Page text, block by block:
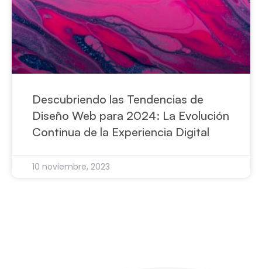
Descubriendo las Tendencias de
Diseño Web para 2024: La Evolución
Continua de la Experiencia Digital
10 noviembre, 2023